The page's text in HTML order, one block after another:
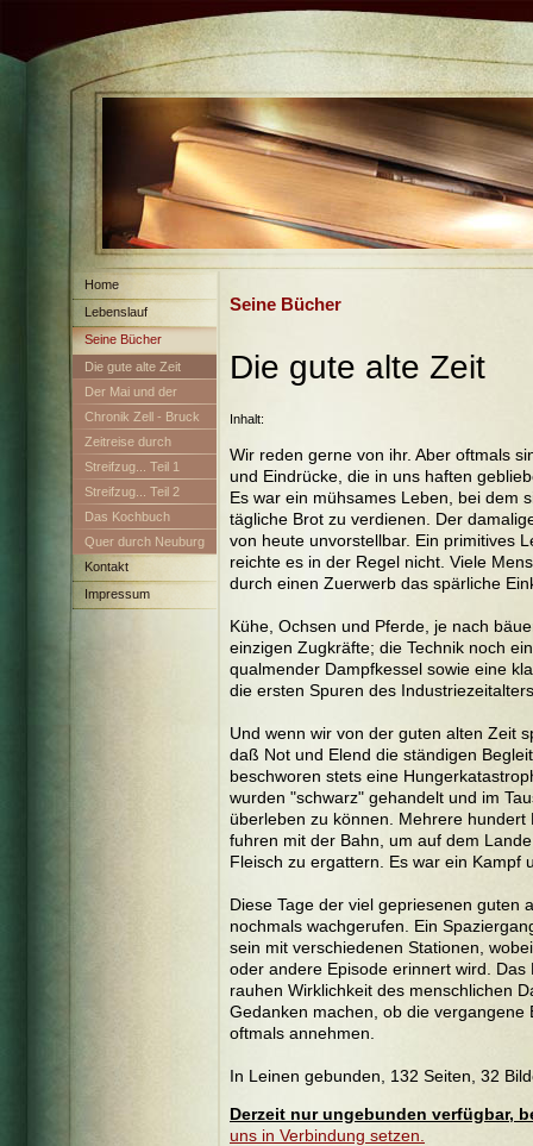
Home
Lebenslauf
Seine Bücher
Die gute alte Zeit
Der Mai und der
Maibaum
Chronik Zell - Bruck
Zeitreise durch
Neuburg
Streifzug... Teil 1
Streifzug... Teil 2
Das Kochbuch
Neuburg-
Schrobenhausen
Quer durch Neuburg
und den Landkreis
Kontakt
Impressum
Seine Bücher
Die gute alte Zeit
Inhalt:
Wir reden gerne von ihr. Aber oftmals
und Eindrücke, die in uns haften
Es war ein mühsames Leben, bei dem
tägliche Brot zu verdienen. Der
von heute unvorstellbar. Ein primitives
reichte es in der Regel nicht. Viele
durch einen Zuerwerb das spärliche
Kühe, Ochsen und Pferde, je nach
einzigen Zugkräfte; die Technik noch
qualmender Dampfkessel sowie eine
die ersten Spuren des
Und wenn wir von der guten alten Zeit
daß Not und Elend die ständigen
beschworen stets eine
wurden "schwarz" gehandelt und im
überleben zu können. Mehrere
fuhren mit der Bahn, um auf dem
Fleisch zu ergattern. Es war ein Kampf
Diese Tage der viel gepriesenen guten
nochmals wachgerufen. Ein
sein mit verschiedenen Stationen,
oder andere Episode erinnert wird.
rauhen Wirklichkeit des menschlichen
Gedanken machen, ob die vergangene
oftmals annehmen.
In Leinen gebunden, 132 Seiten, 32
Derzeit nur ungebunden verfügbar,
uns in Verbindung setzen.